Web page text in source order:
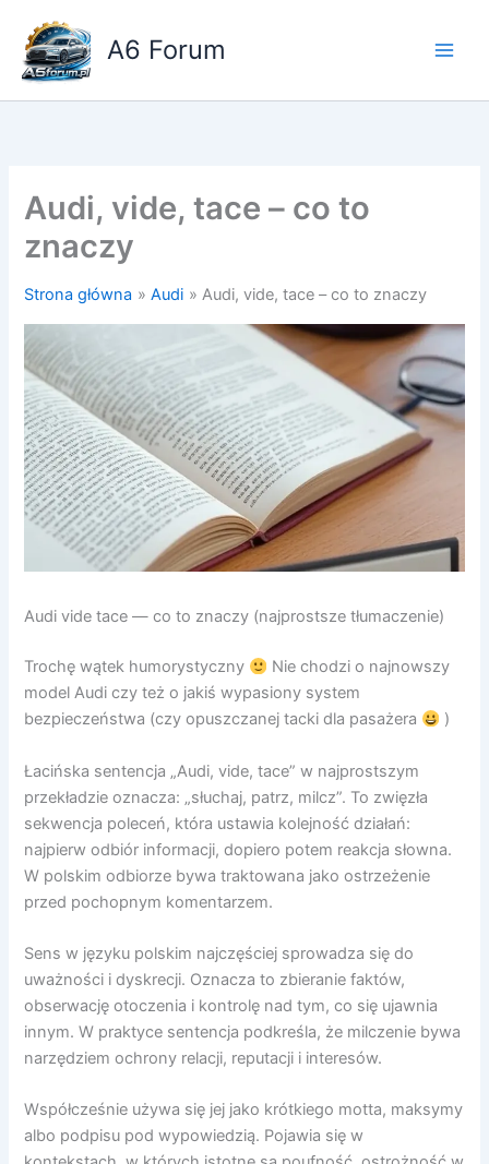
treści
A6 Forum
Audi, vide, tace – co to
znaczy
Strona główna Audi Audi, vide, tace – co to znaczy
Audi vide tace — co to znaczy (najprostsze tłumaczenie)
Trochę wątek humorystyczny
Nie chodzi o najnowszy
model Audi czy też o jakiś wypasiony system
bezpieczeństwa (czy opuszczanej tacki dla pasażera
)
Łacińska sentencja „Audi, vide, tace” w najprostszym
przekładzie oznacza: „słuchaj, patrz, milcz”. To zwięzła
sekwencja poleceń, która ustawia kolejność działań:
najpierw odbiór informacji, dopiero potem reakcja słowna.
W polskim odbiorze bywa traktowana jako ostrzeżenie
przed pochopnym komentarzem.
Sens w języku polskim najczęściej sprowadza się do
uważności i dyskrecji. Oznacza to zbieranie faktów,
obserwację otoczenia i kontrolę nad tym, co się ujawnia
innym. W praktyce sentencja podkreśla, że milczenie bywa
narzędziem ochrony relacji, reputacji i interesów.
Współcześnie używa się jej jako krótkiego motta, maksymy
albo podpisu pod wypowiedzią. Pojawia się w